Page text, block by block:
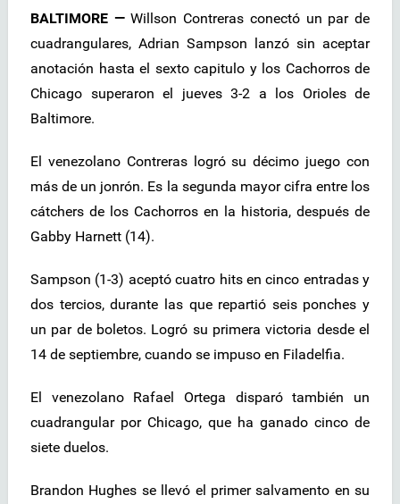
BALTIMORE —Willson Contreras conectó un par de
cuadrangulares, Adrian Sampson lanzó sin aceptar
anotación hasta el sexto capitulo y los Cachorros de
Chicago superaron el jueves 3-2 a los Orioles de
Baltimore.
El venezolano Contreras logró su décimo juego con
más de un jonrón. Es la segunda mayor cifra entre los
cátchers de los Cachorros en la historia, después de
Gabby Harnett (14).
Sampson (1-3) aceptó cuatro hits en cinco entradas y
dos tercios, durante las que repartió seis ponches y
un par de boletos. Logró su primera victoria desde el
14 de septiembre, cuando se impuso en Filadelfia.
El venezolano Rafael Ortega disparó también un
cuadrangular por Chicago, que ha ganado cinco de
siete duelos.
Brandon Hughes se llevó el primer salvamento en su